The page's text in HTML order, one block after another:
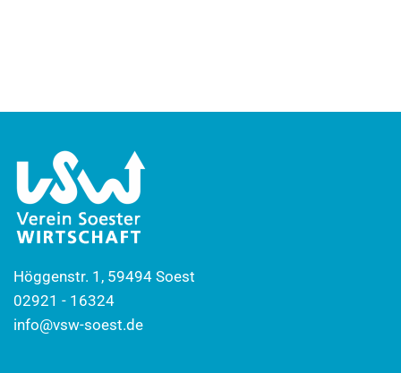
Höggenstr. 1, 59494 Soest
02921 - 16324
info@vsw-soest.de